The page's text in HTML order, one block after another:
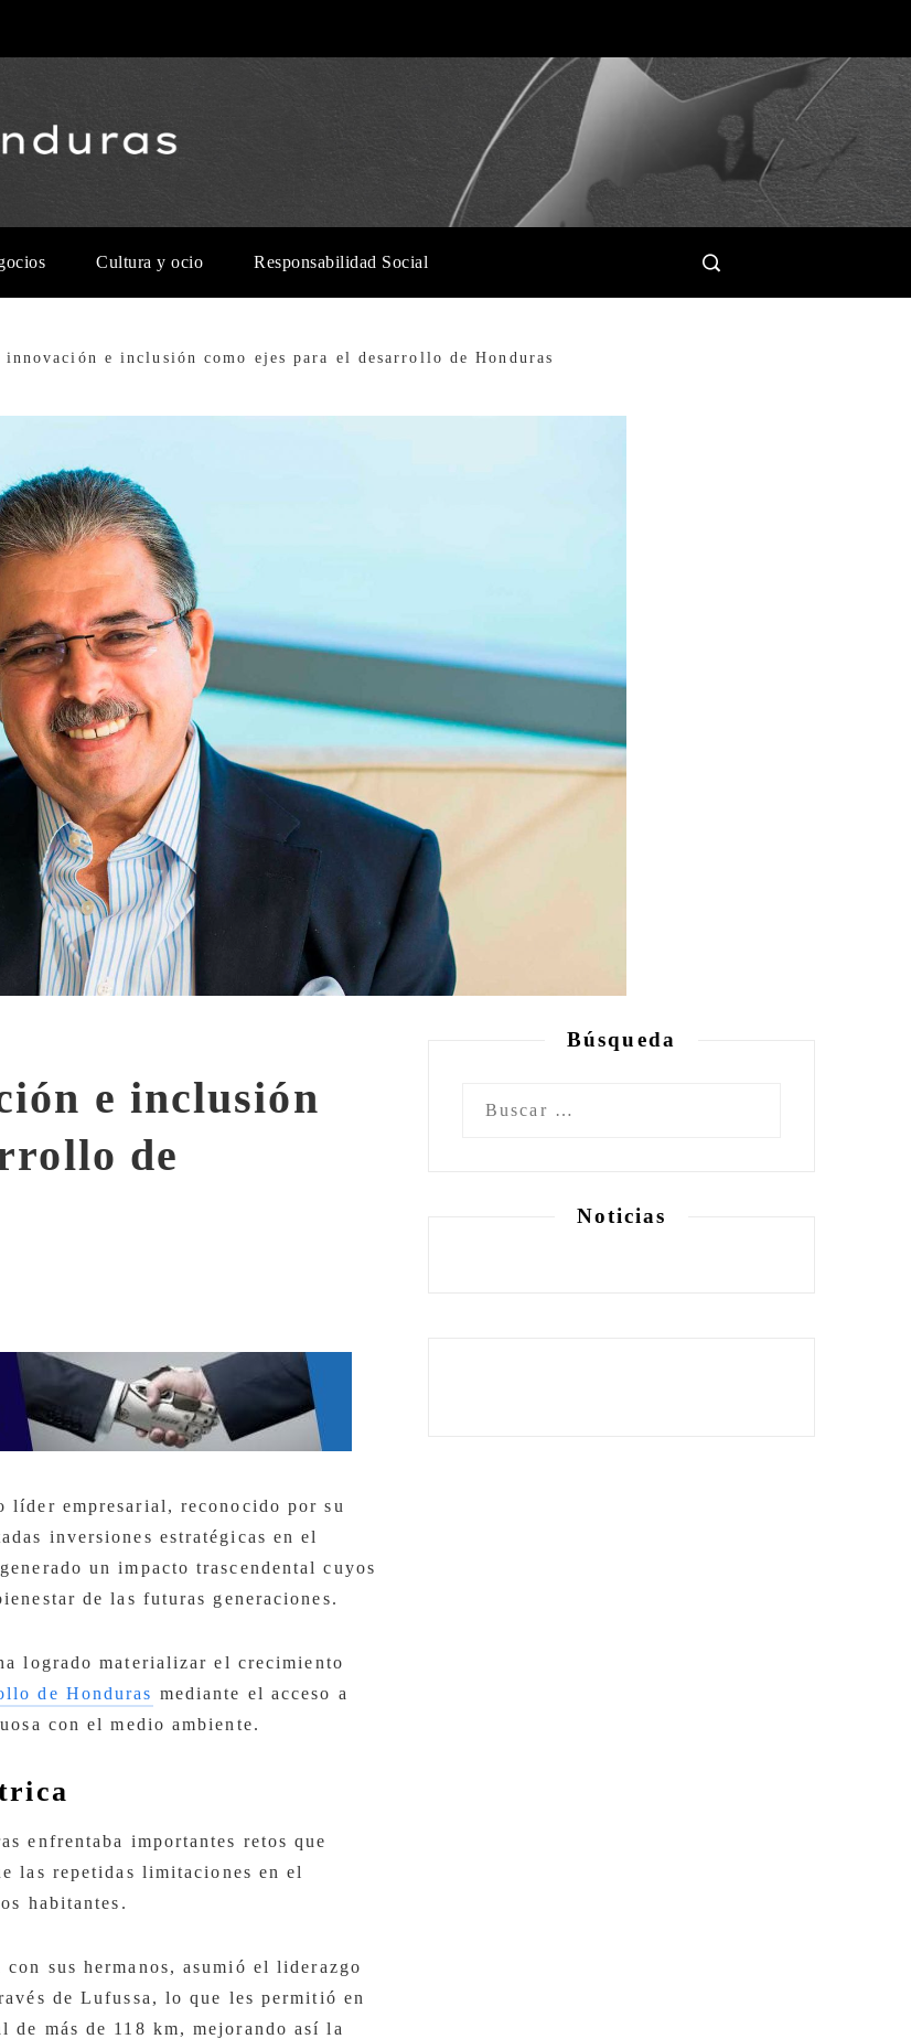
Cultura y ocio Responsabilidad Social
e inclusión como ejes para el desarrollo de Honduras
e inclusión
de
líder empresarial, reconocido por su
inversiones estratégicas en el
un impacto trascendental cuyos
de las futuras generaciones.
logrado materializar el crecimiento
de Honduras mediante el acceso a
con el medio ambiente.
enfrentaba importantes retos que
las repetidas limitaciones en el
habitantes.
sus hermanos, asumió el liderazgo
de Lufussa, lo que les permitió en
de más de 118 km, mejorando así la
Búsqueda
Noticias